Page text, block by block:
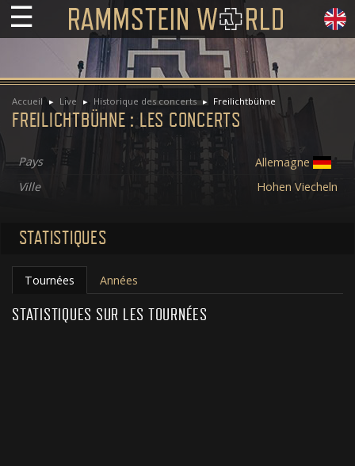
☰
Accueil Live Historique des concerts Freilichtbühne
FREILICHTBÜHNE : LES CONCERTS
Pays
Allemagne
Ville
Hohen Viecheln
STATISTIQUES
Tournées Années
STATISTIQUES SUR LES TOURNÉES